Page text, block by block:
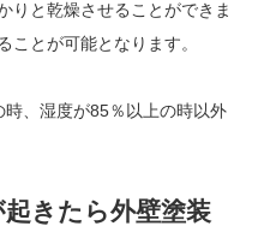
りと乾燥させることができま
ことが可能となります。
、湿度が85％以上の時以外
きたら外壁塗装